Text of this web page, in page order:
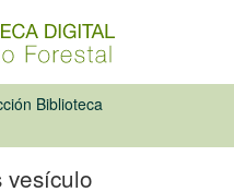
Biblioteca
vesículo